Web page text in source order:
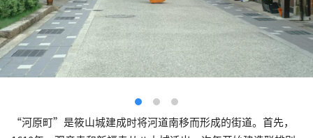
“河原町”是筱山城建成时将河道南移而形成的街道。首先，